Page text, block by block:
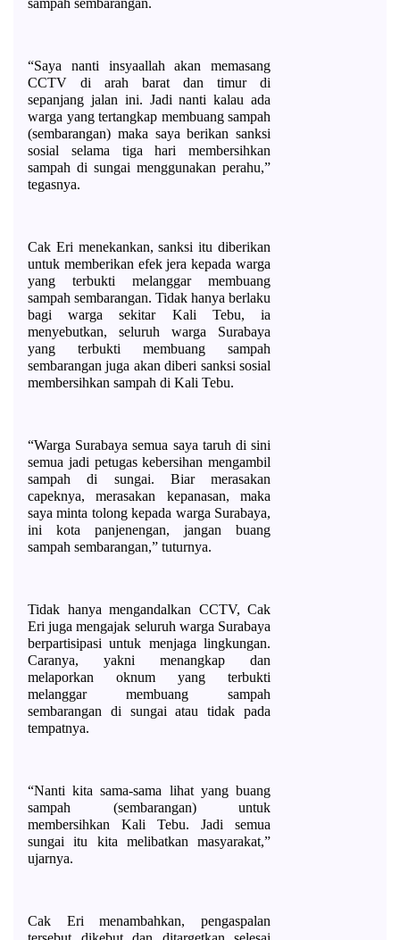
“Saya nanti insyaallah akan memasang
CCTV di arah barat dan timur di
sepanjang jalan ini. Jadi nanti kalau ada
warga yang tertangkap membuang sampah
(sembarangan) maka saya berikan sanksi
sosial selama tiga hari membersihkan
sampah di sungai menggunakan perahu,”
tegasnya.
Cak Eri menekankan, sanksi itu diberikan
untuk memberikan efek jera kepada warga
yang terbukti melanggar membuang
sampah sembarangan. Tidak hanya berlaku
bagi warga sekitar Kali Tebu, ia
menyebutkan, seluruh warga Surabaya
yang terbukti membuang sampah
sembarangan juga akan diberi sanksi sosial
membersihkan sampah di Kali Tebu.
“Warga Surabaya semua saya taruh di sini
semua jadi petugas kebersihan mengambil
sampah di sungai. Biar merasakan
capeknya, merasakan kepanasan, maka
saya minta tolong kepada warga Surabaya,
ini kota panjenengan, jangan buang
sampah sembarangan,” tuturnya.
Tidak hanya mengandalkan CCTV, Cak
Eri juga mengajak seluruh warga Surabaya
berpartisipasi untuk menjaga lingkungan.
Caranya, yakni menangkap dan
melaporkan oknum yang terbukti
melanggar membuang sampah
sembarangan di sungai atau tidak pada
tempatnya.
“Nanti kita sama-sama lihat yang buang
sampah (sembarangan) untuk
membersihkan Kali Tebu. Jadi semua
sungai itu kita melibatkan masyarakat,”
ujarnya.
Cak Eri menambahkan, pengaspalan